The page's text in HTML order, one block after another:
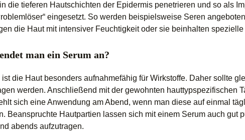
die tieferen Hautschichten der Epidermis penetrieren und so als
eingesetzt. So werden beispielsweise Seren
die Haut mit intensiver Feuchtigkeit oder sie beinhalten
man ein Serum an?
die Haut besonders aufnahmefähig für Wirkstoffe. Daher sollte
werden. Anschließend mit der gewohnten hauttypspezifischen
sich eine Anwendung am Abend, wenn man diese auf einmal
Beanspruchte Hautpartien lassen sich mit einem Serum auch
abends aufzutragen.